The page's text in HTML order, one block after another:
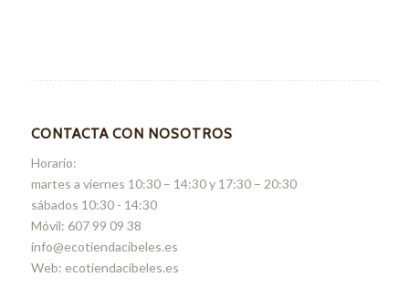
CONTACTA CON NOSOTROS
Horario:
martes a viernes 10:30 – 14:30 y 17:30 – 20:30
sábados 10:30 - 14:30
Móvil: 607 99 09 38
info@ecotiendacibeles.es
Web: ecotiendacibeles.es